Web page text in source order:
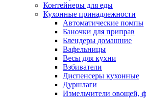
Контейнеры для еды
Кухонные принадлежности
Автоматические помпы
Баночки для приправ
Блендеры домашние
Вафельницы
Весы для кухни
Взбиватели
Диспенсеры кухонные
Дуршлаги
Измельчители овощей,